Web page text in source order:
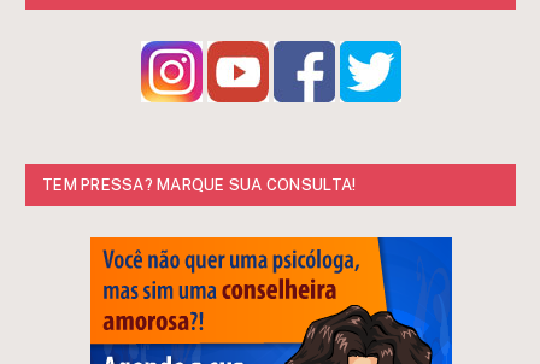
TEM PRESSA? MARQUE SUA CONSULTA!